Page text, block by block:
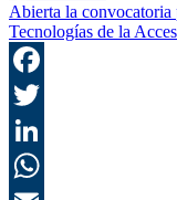
Abierta la
Tecnologías de la